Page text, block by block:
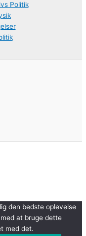
Politik
den bedste oplevelse
at bruge dette
med det.